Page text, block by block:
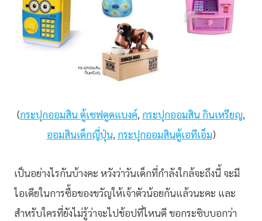
(กระปุกออมสิน ตู้เซฟดูดแบงค์, กระปุกออมสิน กินเหรียญ,
ออมสินเด็กญี่ปุ่น, กระปุกออมสินตู้เอทีเอ็ม)
เป็นอย่างไรกันบ้างคะ หวังว่าวันเด็กที่กำลังใกล้จะถึงนี้ จะมี
ไอเดียในการซื้อของขวัญให้เจ้าตัวน้อยกันแล้วนะคะ และ
สำหรับใครที่ยังไม่รู้ว่าจะไปช้อปที่ไหนดี ขอกระซิบบอกว่า